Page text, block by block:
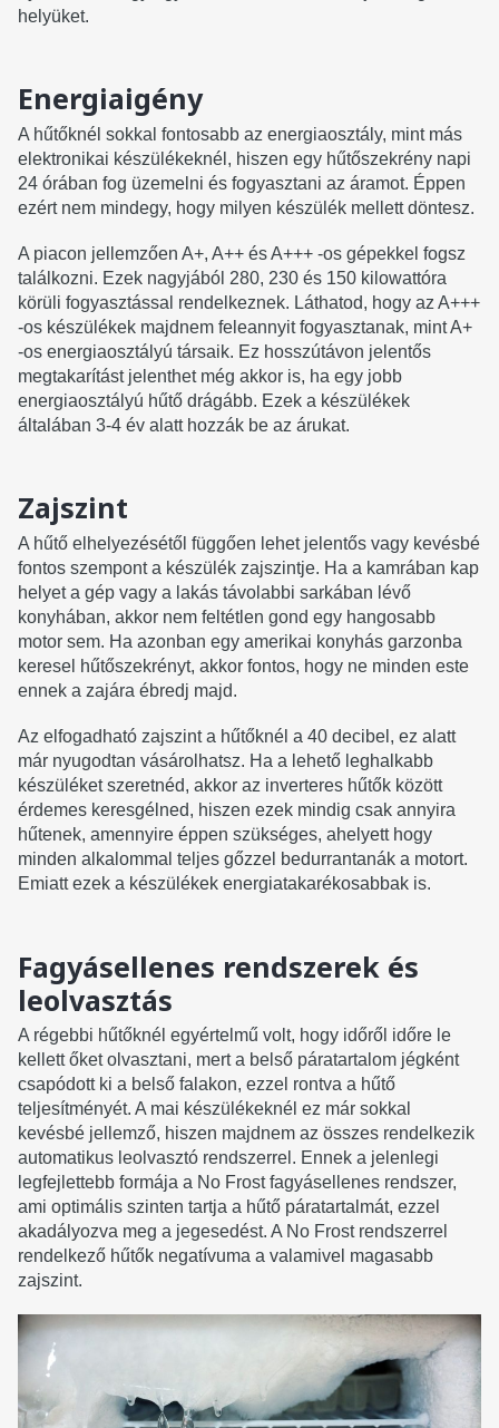
helyüket.
Energiaigény
A hűtőknél sokkal fontosabb az energiaosztály, mint más
elektronikai készülékeknél, hiszen egy hűtőszekrény napi
24 órában fog üzemelni és fogyasztani az áramot. Éppen
ezért nem mindegy, hogy milyen készülék mellett döntesz.
A piacon jellemzően A+, A++ és A+++ -os gépekkel fogsz
találkozni. Ezek nagyjából 280, 230 és 150 kilowattóra
körüli fogyasztással rendelkeznek. Láthatod, hogy az A+++
-os készülékek majdnem feleannyit fogyasztanak, mint A+
-os energiaosztályú társaik. Ez hosszútávon jelentős
megtakarítást jelenthet még akkor is, ha egy jobb
energiaosztályú hűtő drágább. Ezek a készülékek
általában 3-4 év alatt hozzák be az árukat.
Zajszint
A hűtő elhelyezésétől függően lehet jelentős vagy kevésbé
fontos szempont a készülék zajszintje. Ha a kamrában kap
helyet a gép vagy a lakás távolabbi sarkában lévő
konyhában, akkor nem feltétlen gond egy hangosabb
motor sem. Ha azonban egy amerikai konyhás garzonba
keresel hűtőszekrényt, akkor fontos, hogy ne minden este
ennek a zajára ébredj majd.
Az elfogadható zajszint a hűtőknél a 40 decibel, ez alatt
már nyugodtan vásárolhatsz. Ha a lehető leghalkabb
készüléket szeretnéd, akkor az inverteres hűtők között
érdemes keresgélned, hiszen ezek mindig csak annyira
hűtenek, amennyire éppen szükséges, ahelyett hogy
minden alkalommal teljes gőzzel bedurrantanák a motort.
Emiatt ezek a készülékek energiatakarékosabbak is.
Fagyásellenes rendszerek és
leolvasztás
A régebbi hűtőknél egyértelmű volt, hogy időről időre le
kellett őket olvasztani, mert a belső páratartalom jégként
csapódott ki a belső falakon, ezzel rontva a hűtő
teljesítményét. A mai készülékeknél ez már sokkal
kevésbé jellemző, hiszen majdnem az összes rendelkezik
automatikus leolvasztó rendszerrel. Ennek a jelenlegi
legfejlettebb formája a No Frost fagyásellenes rendszer,
ami optimális szinten tartja a hűtő páratartalmát, ezzel
akadályozva meg a jegesedést. A No Frost rendszerrel
rendelkező hűtők negatívuma a valamivel magasabb
zajszint.